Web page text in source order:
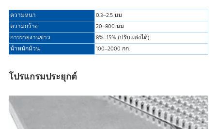
ความหนา
0.3–2.5 มม
ความกว้าง
20–800 มม
การรายงานข่าว
8%–15% (ปรับแต่งได้)
น้ําหนักม้วน
100–2000 กก.
โปรแกรมประยุกต์